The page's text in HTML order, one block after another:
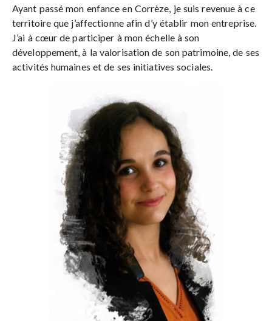
Ayant passé mon enfance en Corrèze, je suis revenue à ce
territoire que j’affectionne afin d’y établir mon entreprise.
J’ai à cœur de participer à mon échelle à son
développement, à la valorisation de son patrimoine, de ses
activités humaines et de ses initiatives sociales.